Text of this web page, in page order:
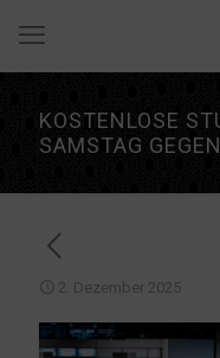
KOSTENLOSE
SAMSTAG
2. Dezember 2025